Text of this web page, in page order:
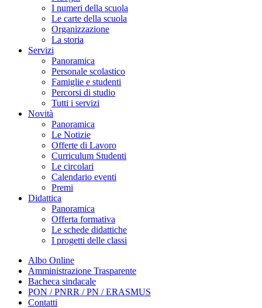
I numeri della scuola
Le carte della scuola
Organizzazione
La storia
Servizi
Panoramica
Personale scolastico
Famiglie e studenti
Percorsi di studio
Tutti i servizi
Novità
Panoramica
Le Notizie
Offerte di Lavoro
Curriculum Studenti
Le circolari
Calendario eventi
Premi
Didattica
Panoramica
Offerta formativa
Le schede didattiche
I progetti delle classi
Albo Online
Amministrazione Trasparente
Bacheca sindacale
PON / PNRR / PN / ERASMUS
Contatti